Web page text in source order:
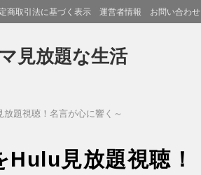
商取引法に基づく表示 運営者情報 お問い合わせ
見放題な生活
題視聴！名言が心に響く～
見放題視聴！